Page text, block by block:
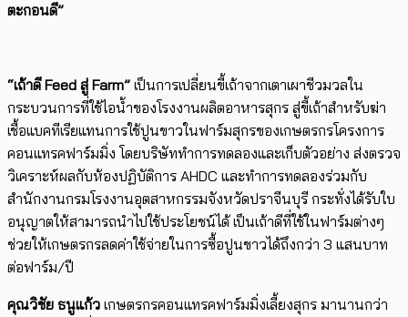
ตะกอนดี”
“เถ้าดี Feed สู่ Farm” เป็นการเปลี่ยนขี้เถ้าจากเตาเผาชีวมวลใน
กระบวนการที่ใช้ไอน้ำของโรงงานผลิตอาหารสุกร สู่ขี้เถ้าสำหรับฆ่า
เชื้อแบคทีเรียแทนการใช้ปูนขาวในฟาร์มสุกรของเกษตรกรโครงการ
คอนแทรคฟาร์มมิ่ง โดยบริษัททำการทดลองและเก็บตัวอย่าง ส่งตรวจ
วิเคราะห์ผลกับห้องปฏิบัติการ AHDC และทำการทดลองร่วมกับ
สำนักงานกรมโรงงานอุตสาหกรรมจังหวัดปราจีนบุรี กระทั่งได้รับใบ
อนุญาตให้สามารถนำไปใช้ประโยชน์ได้ เป็นเถ้าดีที่ใช้ในฟาร์มต่างๆ
ช่วยให้เกษตรกรลดค่าใช้จ่ายในการซื้อปูนขาวได้ถึงกว่า 3 แสนบาท
ต่อฟาร์ม/ปี
คุณวิชัย ธนูแก้ว เกษตรกรคอนแทรคฟาร์มมิ่งเลี้ยงสุกร มานานกว่า